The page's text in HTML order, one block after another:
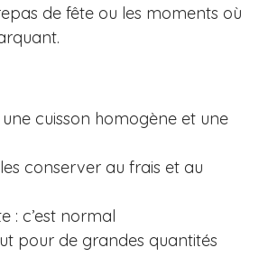
de fête ou les moments où
cuisson homogène et une
conserver au frais et au
: c’est normal
pour de grandes quantités